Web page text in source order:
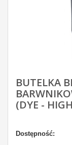
BUTELKA
(DYE -
Dostępność: